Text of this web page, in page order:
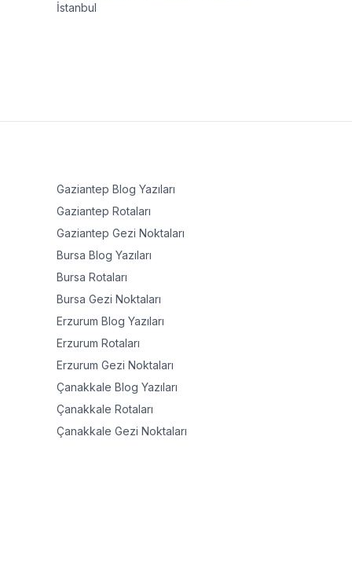
İstanbul
Gaziantep Blog Yazıları
Gaziantep Rotaları
Gaziantep Gezi Noktaları
Bursa Blog Yazıları
Bursa Rotaları
Bursa Gezi Noktaları
Erzurum Blog Yazıları
Erzurum Rotaları
Erzurum Gezi Noktaları
Çanakkale Blog Yazıları
Çanakkale Rotaları
Çanakkale Gezi Noktaları